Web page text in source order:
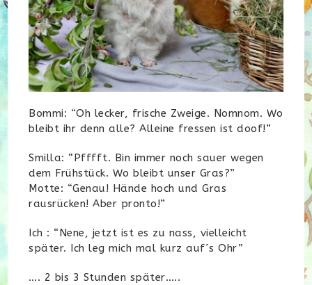
Bommi: “Oh lecker, frische Zweige. Nomnom. Wo
bleibt ihr denn alle? Alleine fressen ist doof!”
Smilla: “Pfffft. Bin immer noch sauer wegen
dem Frühstück. Wo bleibt unser Gras?”
Motte: “Genau! Hände hoch und Gras
rausrücken! Aber pronto!”
Ich : “Nene, jetzt ist es zu nass, vielleicht
später. Ich leg mich mal kurz auf´s Ohr”
…. 2 bis 3 Stunden später…..